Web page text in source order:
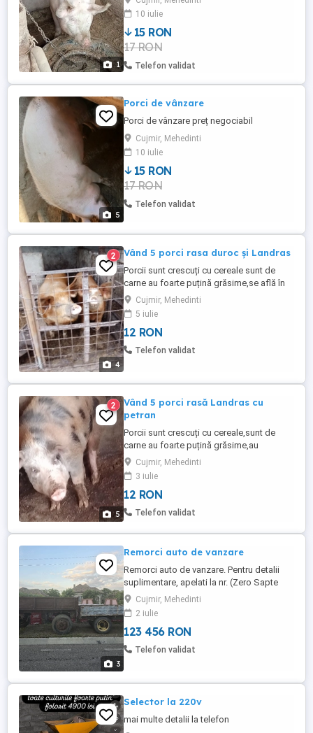
1
10 iulie
15 RON
17 RON
Telefon validat
5
Porci de vânzare
Porci de vânzare preț negociabil
Cujmir, Mehedinti
10 iulie
15 RON
17 RON
Telefon validat
4
2 Vând 5 porci rasa duroc și Landras
Porcii sunt crescuți cu cereale sunt de
carne au foarte puțină grăsime,se află în
comuna Cujmir judetul mh oferim
transport și garantăm că sunt Sănătoși.au
greutatea intre 100 și 300 kg prețul este
intre 12 și 15 lei kg Relații la telefon
Cujmir, Mehedinti
5 iulie
12 RON
Telefon validat
5
2
Vând 5 porci rasă Landras cu
petran
Porcii sunt crescuți cu cereale,sunt de
carne au foarte puțină grăsime,au
greutatea intre 100 și 300 kg prețul variază
între 12 și 15 lei kg Oferim garanție că sunt
sănătoși. Oferim transport Porcii se află în
comuna Cujmir județul Mehedinți
Cujmir, Mehedinti
3 iulie
12 RON
Telefon validat
3
Remorci auto de vanzare
Remorci auto de vanzare. Pentru detalii
suplimentare, apelati la nr. (Zero Sapte
Cinci Doi, Zero Opt Trei, Noua Unu Zero)
Cujmir, Mehedinti
2 iulie
123 456 RON
Telefon validat
Selector la 220v
mai multe detalii la telefon